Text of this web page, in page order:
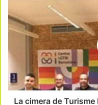
La cimera de